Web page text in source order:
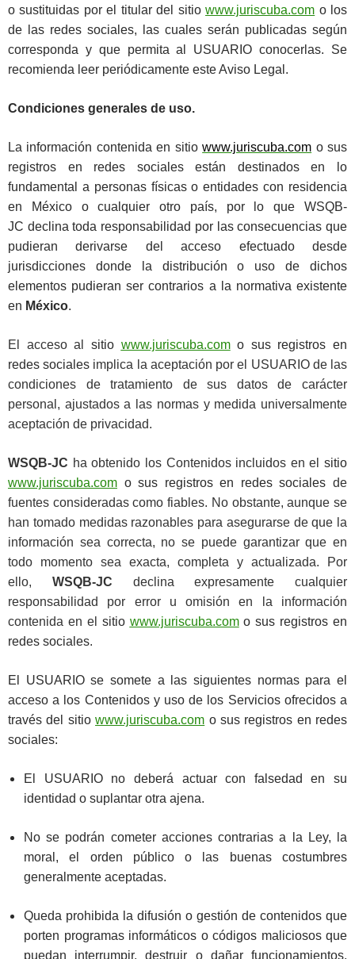
o sustituidas por el titular del sitiowww.juriscuba.com o los
de las redes sociales, las cuales serán publicadas según
corresponda y que permita al USUARIO conocerlas. Se
recomienda leer periódicamente este Aviso Legal.
Condiciones generales de uso.
La información contenida en sitiowww.juriscuba.com o sus
registros en redes sociales están destinados en lo
fundamental a personas físicas o entidades con residencia
en México o cualquier otro país, por lo que WSQB-
JC declina toda responsabilidad por las consecuencias que
pudieran derivarse del acceso efectuado desde
jurisdicciones donde la distribución o uso de dichos
elementos pudieran ser contrarios a la normativa existente
en México.
El acceso al sitio www.juriscuba.como sus registros en
redes sociales implica la aceptación por el USUARIO de las
condiciones de tratamiento de sus datos de carácter
personal, ajustados a las normas y medida universalmente
aceptación de privacidad.
WSQB-JC ha obtenido los Contenidos incluidos en el sitio
www.juriscuba.com o sus registros en redes sociales de
fuentes consideradas como fiables. No obstante, aunque se
han tomado medidas razonables para asegurarse de que la
información sea correcta, no se puede garantizar que en
todo momento sea exacta, completa y actualizada. Por
ello, WSQB-JC declina expresamente cualquier
responsabilidad por error u omisión en la información
contenida en el sitio www.juriscuba.como sus registros en
redes sociales.
El USUARIO se somete a las siguientes normas para el
acceso a los Contenidos y uso de los Servicios ofrecidos a
través del sitiowww.juriscuba.com o sus registros en redes
sociales:
El USUARIO no deberá actuar con falsedad en su
identidad o suplantar otra ajena.
No se podrán cometer acciones contrarias a la Ley, la
moral, el orden público o las buenas costumbres
generalmente aceptadas.
Queda prohibida la difusión o gestión de contenidos que
porten programas informáticos o códigos maliciosos que
puedan interrumpir, destruir o dañar funcionamientos,